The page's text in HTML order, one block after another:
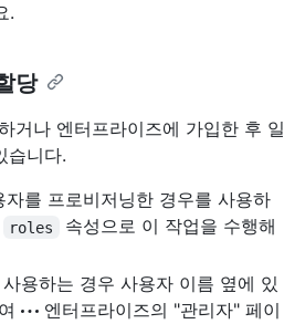
.
당
거나 엔터프라이즈에 가입한 후 일
습니다.
자를 프로비저닝한 경우를 사용하
roles
속성으로 이 작업을 수행해
용하는 경우 사용자 이름 옆에 있
엔터프라이즈의 "관리자" 페이